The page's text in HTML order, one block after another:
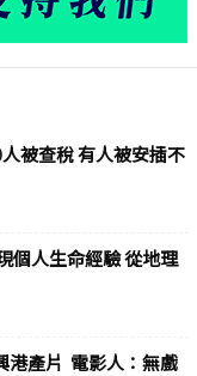
被查稅 有人被安插不
個人生命經驗 從地理
港產片 電影人：無戲